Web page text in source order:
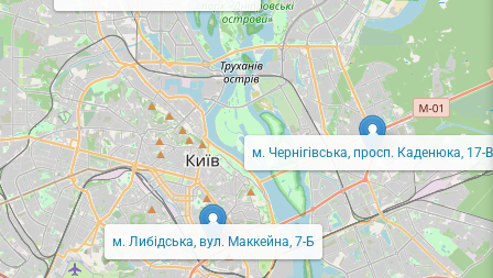
м. Либідська, вул. Маккейна, 7-Б
м. Чернігівська, просп. Каденюка, 17-В